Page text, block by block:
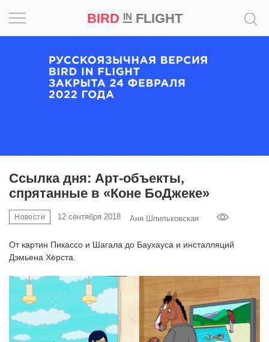
BIRD INFLIGHT
Ссылка дня: Арт-объекты,
спрятанные в «Коне БоДжеке»
Новости 12 сентября 2018 Аня Шпильковская
От картин Пикассо и Шагала до Баухауса и инсталляций
Дэмьена Хёрста.